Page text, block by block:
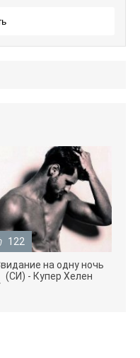
122
на одну ночь
(СИ) - Купер Хелен
серии книг